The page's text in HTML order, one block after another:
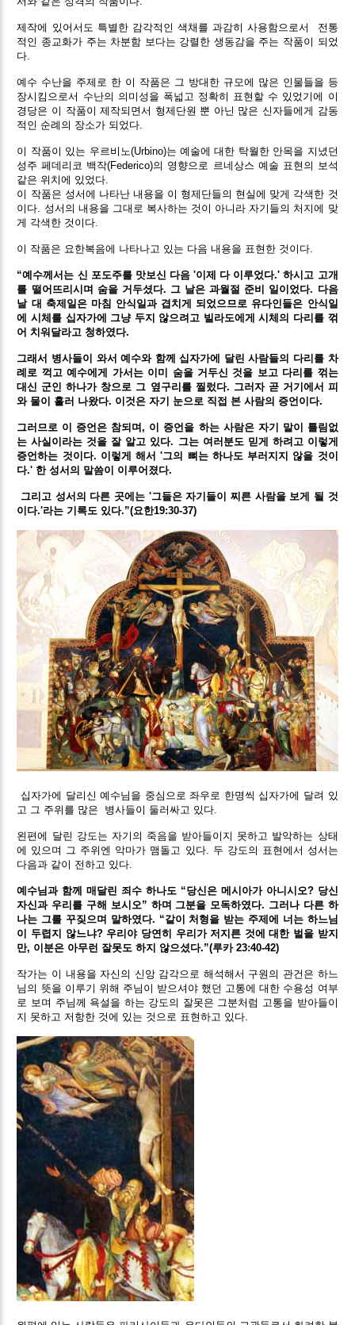
제작에 있어서도 특별한 감각적인 색채를 과감히 사용함으로서 전통
적인 종교화가 주는 차분함 보다는 강렬한 생동감을 주는 작품이 되었
다.
예수 수난을 주제로 한 이 작품은 그 방대한 규모에 많은 인물들을 등
장시킴으로서 수난의 의미성을 폭넓고 정확히 표현할 수 있었기에 이
경당은 이 작품이 제작되면서 형제단원 뿐 아닌 많은 신자들에게 감동
적인 순례의 장소가 되었다.
이 작품이 있는 우르비노(Urbino)는 예술에 대한 탁월한 안목을 지녔던
성주 페데리코 백작(Federico)의 영향으로 르네상스 예술 표현의 보석
같은 위치에 있었다.
이 작품은 성서에 나타난 내용을 이 형제단들의 현실에 맞게 각색한 것
이다. 성서의 내용을 그대로 복사하는 것이 아니라 자기들의 처지에 맞
게 각색한 것이다.
이 작품은 요한복음에 나타나고 있는 다음 내용을 표현한 것이다.
“예수께서는 신 포도주를 맛보신 다음 '이제 다 이루었다.' 하시고 고개
를 떨어뜨리시며 숨을 거두셨다. 그 날은 과월절 준비 일이었다. 다음
날 대 축제일은 마침 안식일과 겹치게 되었으므로 유다인들은 안식일
에 시체를 십자가에 그냥 두지 않으려고 빌라도에게 시체의 다리를 꺾
어 치워달라고 청하였다.
그래서 병사들이 와서 예수와 함께 십자가에 달린 사람들의 다리를 차
례로 꺽고 예수에게 가서는 이미 숨을 거두신 것을 보고 다리를 꺾는
대신 군인 하나가 창으로 그 옆구리를 찔렀다. 그러자 곧 거기에서 피
와 물이 흘러 나왔다. 이것은 자기 눈으로 직접 본 사람의 증언이다.
그러므로 이 증언은 참되며, 이 증언을 하는 사람은 자기 말이 틀림없
는 사실이라는 것을 잘 알고 있다. 그는 여러분도 믿게 하려고 이렇게
증언하는 것이다. 이렇게 해서 '그의 뼈는 하나도 부러지지 않을 것이
다.' 한 성서의 말씀이 이루어졌다.
그리고 성서의 다른 곳에는 '그들은 자기들이 찌른 사람을 보게 될 것
이다.'라는 기록도 있다.”(요한19:30-37)
십자가에 달리신 예수님을 중심으로 좌우로 한명씩 십자가에 달려 있
고 그 주위를 많은 병사들이 둘러싸고 있다.
왼편에 달린 강도는 자기의 죽음을 받아들이지 못하고 발악하는 상태
에 있으며 그 주위엔 악마가 맴돌고 있다. 두 강도의 표현에서 성서는
다음과 같이 전하고 있다.
예수님과 함께 매달린 죄수 하나도 “당신은 메시아가 아니시오? 당신
자신과 우리를 구해 보시오” 하며 그분을 모독하였다. 그러나 다른 하
나는 그를 꾸짖으며 말하였다. “같이 처형을 받는 주제에 너는 하느님
이 두렵지 않느냐? 우리야 당연히 우리가 저지른 것에 대한 벌을 받지
만, 이분은 아무런 잘못도 하지 않으셨다.”(루카 23:40-42)
작가는 이 내용을 자신의 신앙 감각으로 해석해서 구원의 관건은 하느
님의 뜻을 이루기 위해 주님이 받으셔야 했던 고통에 대한 수용성 여부
로 보며 주님께 욕설을 하는 강도의 잘못은 그분처럼 고통을 받아들이
지 못하고 저항한 것에 있는 것으로 표현하고 있다.